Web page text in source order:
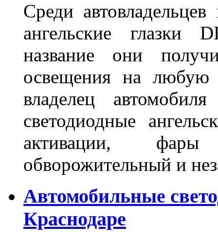
Среди
ангельские глазки
название они
освещения на любую
владелец
светодиодные
активации, фары
обворожительный и
Автомобильные
Краснодаре